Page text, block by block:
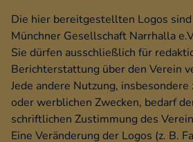
Die hier bereitgestellten Logos
Münchner Gesellschaft Narrhalla
Sie dürfen ausschließlich für
Berichterstattung über den Verein
Jede andere Nutzung,
oder werblichen Zwecken, bedarf
schriftlichen Zustimmung des
Eine Veränderung der Logos (z. B.